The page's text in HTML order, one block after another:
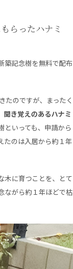
らったハナミ
築記念樹を無料で配布
たのですが、まったく
聞き覚えのあるハナミ
といっても、申請から
たのは入居から約１年
木に育つことを、とて
ながら約１年ほどで枯